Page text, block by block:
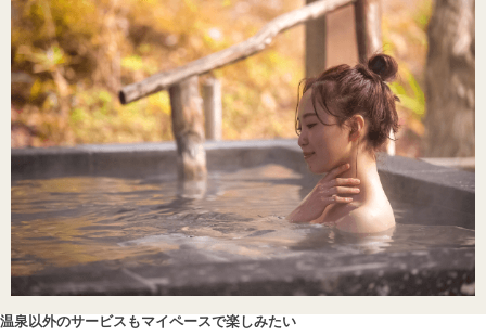
温泉以外のサービスもマイペースで楽しみたい